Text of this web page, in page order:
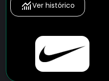
Ver histórico